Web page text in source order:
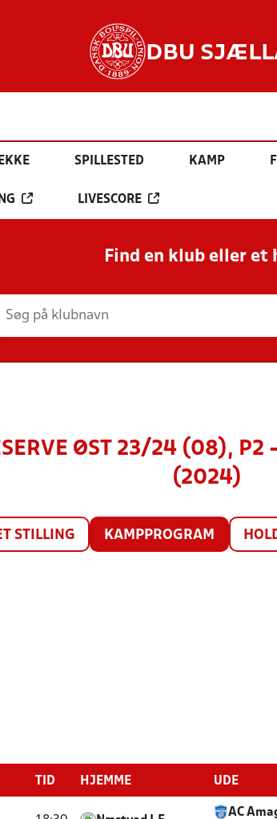
DBU
SPILLESTED KAMP
LIVESCORE
Find en klub eller et
ØST 23/24 (08), P2
(2024)
STILLING KAMPPROGRAM
TID HJEMME UDE
AC